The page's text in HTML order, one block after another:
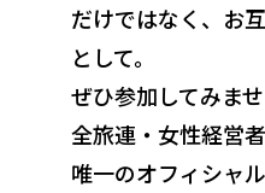
だけではなく、お
として。
ぜひ参加してみま
全旅連・女性経営
唯一のオフィシャ